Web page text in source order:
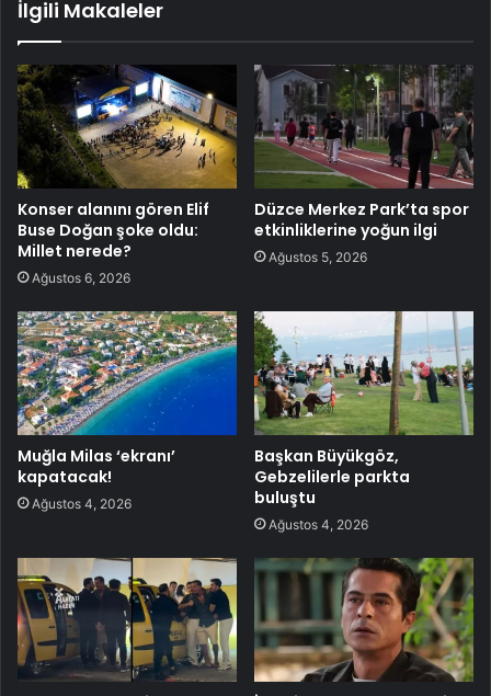
İlgili Makaleler
Konser alanını gören Elif
Buse Doğan şoke oldu:
Millet nerede?
Ağustos 6, 2026
Düzce Merkez Park’ta spor
etkinliklerine yoğun ilgi
Ağustos 5, 2026
Muğla Milas ‘ekranı’
kapatacak!
Ağustos 4, 2026
Başkan Büyükgöz,
Gebzelilerle parkta
buluştu
Ağustos 4, 2026